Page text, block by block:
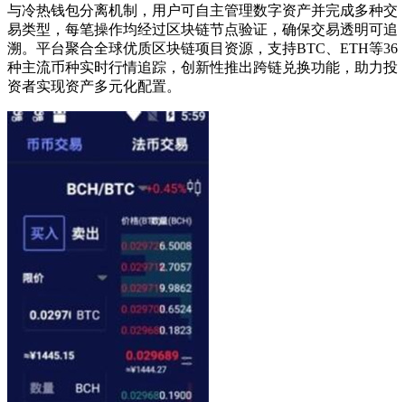
与冷热钱包分离机制，用户可自主管理数字资产并完成多种交
易类型，每笔操作均经过区块链节点验证，确保交易透明可追
溯。平台聚合全球优质区块链项目资源，支持BTC、ETH等36
种主流币种实时行情追踪，创新性推出跨链兑换功能，助力投
资者实现资产多元化配置。